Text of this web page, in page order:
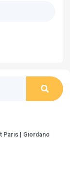
Paris | Giordano